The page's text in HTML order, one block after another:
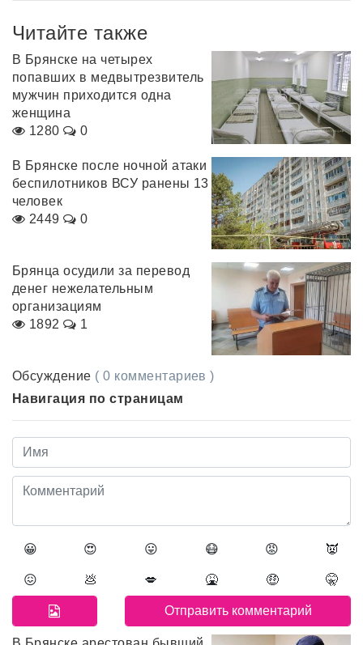
Читайте также
В Брянске на четырех
попавших в медвытрезвитель
мужчин приходится одна
женщина
1280
0
В Брянске после ночной атаки
беспилотников ВСУ ранены 13
человек
2449
0
Брянца осудили за перевод
денег нежелательным
организациям
1892
1
Обсуждение ( 0 комментариев )
Навигация по страницам
😀 😍 😛 😷 😡 👿
😖 💩 💋 🤮 🤑 🤫